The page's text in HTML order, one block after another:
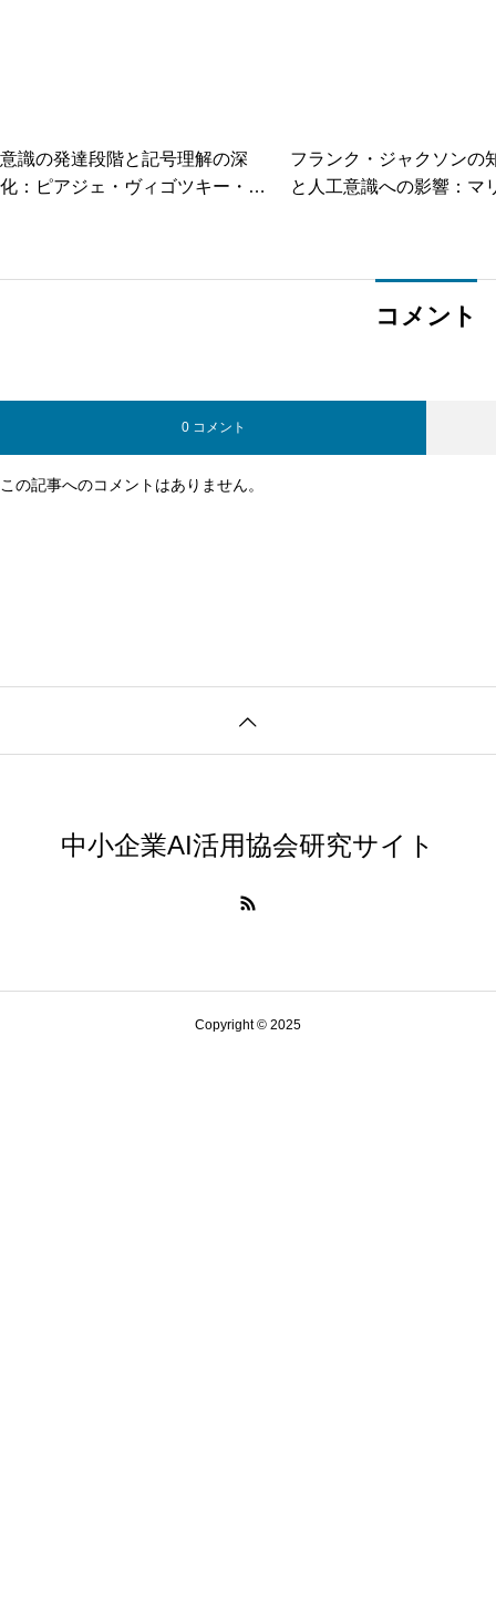
意識の発達段階と記号理解の深
化：ピアジェ・ヴィゴツキー・エ
フランク・ジャクソンの
と人工意識への影響：マ
コメント
0 コメント
この記事へのコメントはありません。
中小企業AI活用協会研究サイト
Copyright © 2025